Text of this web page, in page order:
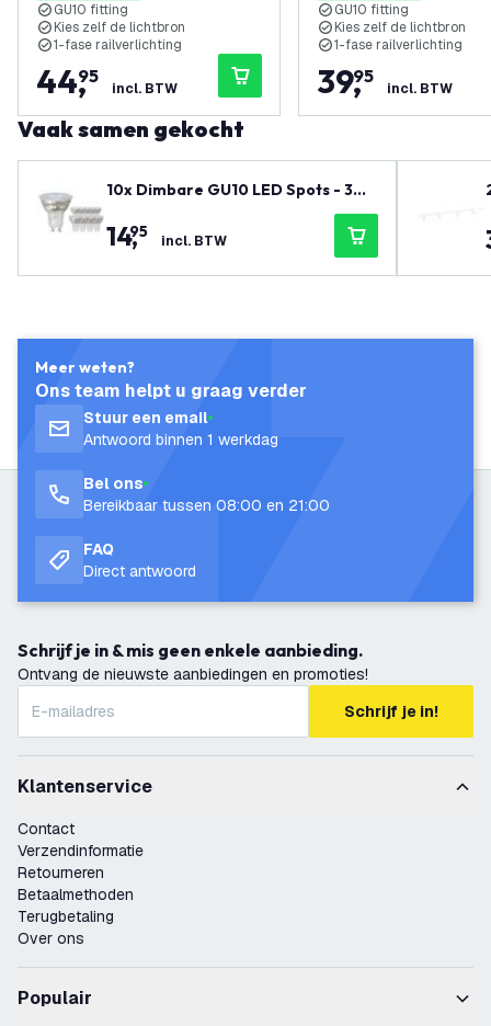
GU10 fitting
Kies zelf de lichtbron
1-fase railverlichting
44,
95
incl. BTW
GU10 fitting
Kies zelf de lichtbron
1-fase railverlichting
39,
95
incl. BTW
Vaak samen gekocht
10x Dimbare GU10 LED Spots - 3W
- 2700K - Voordeelverpakking
14,
95 incl. BTW
Meer weten?
Ons team helpt u graag verder
Stuur een email
Antwoord binnen 1 werkdag
Bel ons
Bereikbaar tussen 08:00 en 21:00
FAQ
Direct antwoord
Schrijf je in & mis geen enkele aanbieding.
Ontvang de nieuwste aanbiedingen en promoties!
Schrijf je in!
Klantenservice
Contact
Verzendinformatie
Retourneren
Betaalmethoden
Terugbetaling
Over ons
Populair